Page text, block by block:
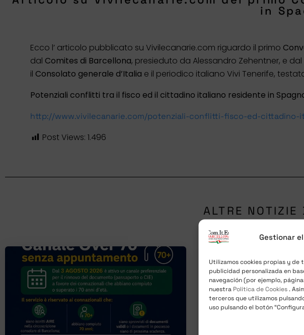
Gestionar
Utilizamos cookies propias y
publicidad personalizada en
navegación (por ejemplo,
nuestra Política de Cookies.
terceros que utilizamos
uso pulsando el botón
in
Ecco l’ articolo pubblicato su Vivilecanarie.com riguardo il primo
dal Comites di Barcellona, presieduto da Alessandro Zehentner, e
il Consolato generale d’Italia e il periodico italiano Vivi Tenerife,
Potenziali conflitti tra il fisco ed il cittadino italiano residente in
http://www.vivilecanarie.com/potenziali-conflitti-fisco-ed-
Post Views: 1.496
ALTRE NOTIZIE